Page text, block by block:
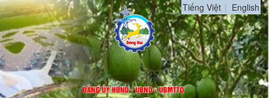
Tiếng Việt English